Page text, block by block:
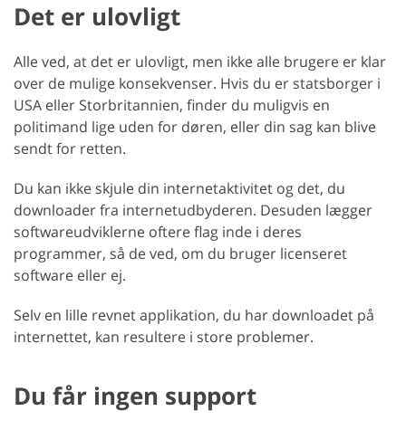
Det er ulovligt
Alle ved, at det er ulovligt, men ikke alle brugere er klar
over de mulige konsekvenser. Hvis du er statsborger i
USA eller Storbritannien, finder du muligvis en
politimand lige uden for døren, eller din sag kan blive
sendt for retten.
Du kan ikke skjule din internetaktivitet og det, du
downloader fra internetudbyderen. Desuden lægger
softwareudviklerne oftere flag inde i deres
programmer, så de ved, om du bruger licenseret
software eller ej.
Selv en lille revnet applikation, du har downloadet på
internettet, kan resultere i store problemer.
Du får ingen support